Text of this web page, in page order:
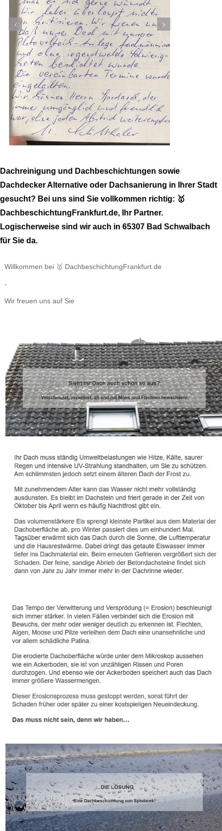
Dachreinigung und Dachbeschichtungen sowie
Dachdecker Alternative oder Dachsanierung in Ihrer Stadt
gesucht? Bei uns sind Sie vollkommen richtig: 🥇
DachbeschichtungFrankfurt.de, Ihr Partner.
Logischerweise sind wir auch in 65307 Bad Schwalbach
für Sie da.
Willkommen bei 🥇 DachbeschichtungFrankfurt.de
-
Wir freuen uns auf Sie